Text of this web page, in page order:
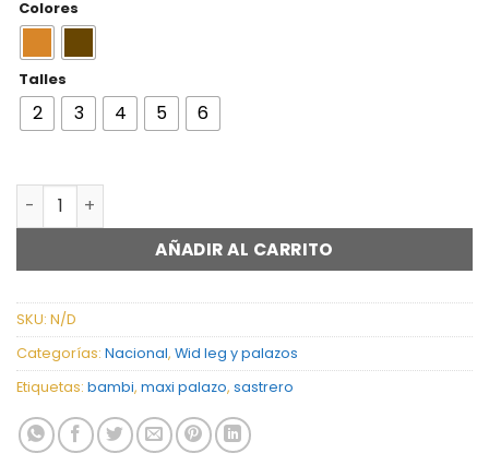
Colores
Talles
2 3 4 5 6
MAXI PALAZO BAMBI cantidad
AÑADIR AL CARRITO
SKU: N/D
Categorías: Nacional, Wid leg y palazos
Etiquetas: bambi, maxi palazo, sastrero